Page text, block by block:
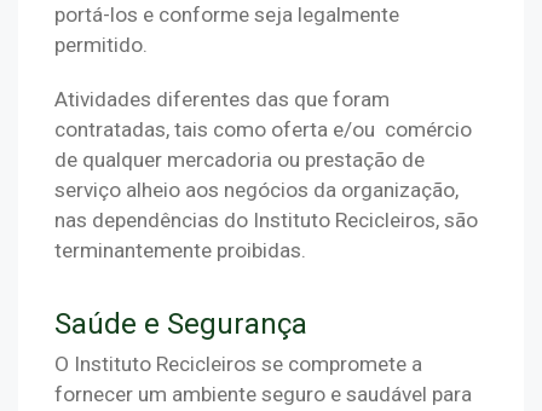
portá-los e conforme seja legalmente
permitido.
Atividades diferentes das que foram
contratadas, tais como oferta e/ou  comércio
de qualquer mercadoria ou prestação de
serviço alheio aos negócios da organização,
nas dependências do Instituto Recicleiros, são
terminantemente proibidas.
Saúde e Segurança
O Instituto Recicleiros se compromete a
fornecer um ambiente seguro e saudável para